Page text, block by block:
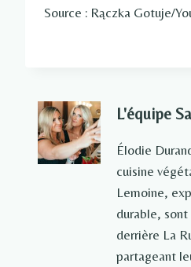
Source : Rączka Gotuje/
L'équipe
Élodie
cuisine
Lemoine,
durable,
derrière La
partageant